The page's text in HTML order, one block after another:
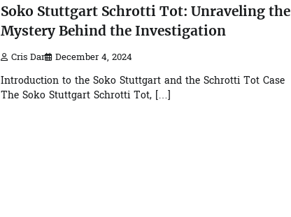
Soko Stuttgart Schrotti Tot: Unraveling the
Mystery Behind the Investigation
Cris Dar December 4, 2024
Introduction to the Soko Stuttgart and the Schrotti Tot Case
The Soko Stuttgart Schrotti Tot, […]